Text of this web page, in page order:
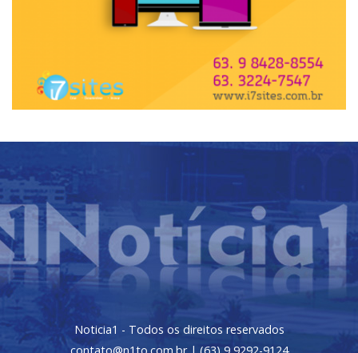
Noticia1 - Todos os direitos reservados
contato@n1to.com.br | (63) 9 9292-9124